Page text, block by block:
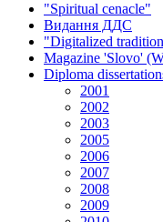
"Spiritual cenacle"
Видання ДДС
"Digitalized
Magazine 'Slovo'
Diploma
2001
2002
2003
2005
2006
2007
2008
2009